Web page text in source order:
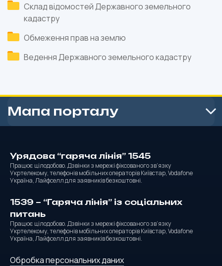
Склад відомостей Державного земельного
кадастру
Обмеження прав на землю
Ведення Державного земельного кадастру
Мапа порталу
Урядова “гаряча лінія” 1545
Працює цілодобово. Дзвінки з мережі фіксованого зв’язку
Укртелекому, телефонів мобільних операторів Київстар, Vodafone
Україна, Лайфселл для заявників безкоштовні.
1539 – “Гаряча лінія” із соціальних
питань
Працює цілодобово. Дзвінки з мережі фіксованого зв’язку
Укртелекому, телефонів мобільних операторів Київстар, Vodafone
Україна, Лайфселл для заявників безкоштовні.
Обробка персональних даних